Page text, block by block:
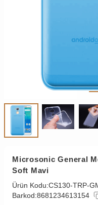
Microsonic General
Soft Mavi
Ürün Kodu:CS130-TRP-
Barkod:8681234613154